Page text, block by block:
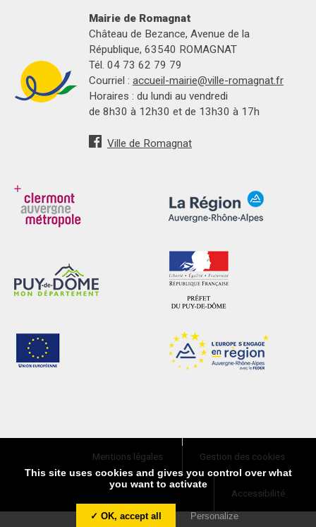
Mairie de Romagnat
Château de Bezance, Avenue de la
République, 63540 ROMAGNAT
Tél. 04 73 62 79 79
Courriel : accueil-mairie@ville-romagnat.fr
Horaires : du lundi au vendredi
de 8h30 à 12h30 et de 13h30 à 17h
Ville de Romagnat
Mentions légales Gestion des cookies
Accessibilité
This site uses cookies and gives you control over what
you want to activate
✓ OK, accept all Personalize